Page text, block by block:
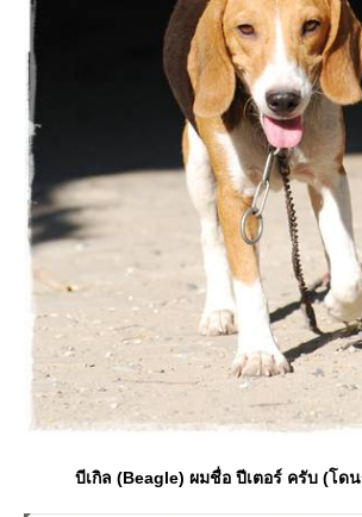
บีเกิล (Beagle) ผมชื่อ ปีเตอร์ ครับ (โด